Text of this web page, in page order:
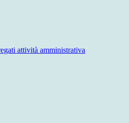
attività amministrativa